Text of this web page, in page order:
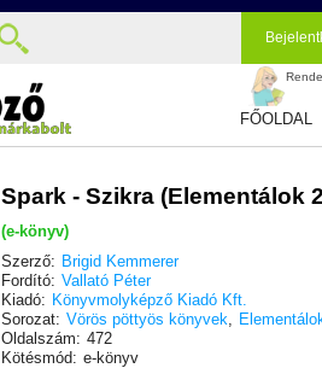
FŐOLDAL
Spark - Szikra (Elementálok
(e-könyv)
Szerző: Brigid Kemmerer
Fordító: Vallató Péter
Kiadó: Könyvmolyképző Kiadó Kft.
Sorozat: Vörös pöttyös könyvek,
Oldalszám: 472
Kötésmód: e-könyv